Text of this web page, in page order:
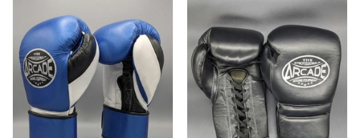
Боксерские перчатки – специальные аксессуары,
которые используются в боксе и других
единоборствах для защиты рук и увеличения силы
ударов. Они имеют жесткую внешнюю оболочку и
мягкую подкладку, чтобы обеспечить комфорт и
защитить костяшки пальцев и суставы от